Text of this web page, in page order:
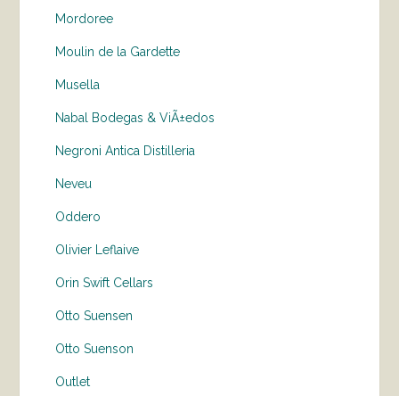
Mordoree
Moulin de la Gardette
Musella
Nabal Bodegas & ViÃ±edos
Negroni Antica Distilleria
Neveu
Oddero
Olivier Leflaive
Orin Swift Cellars
Otto Suensen
Otto Suenson
Outlet